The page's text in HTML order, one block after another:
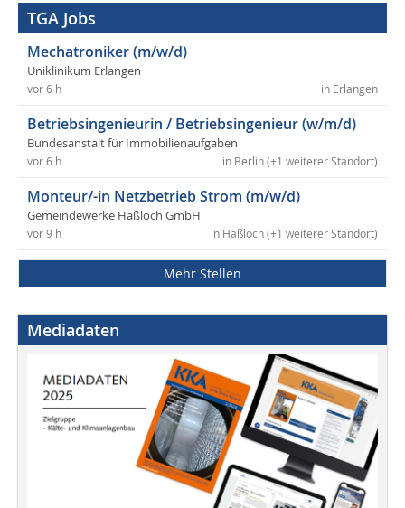
TGA Jobs
Mechatroniker (m/w/d)
Uniklinikum Erlangen
in Erlangen
vor 6 h
Betriebsingenieurin / Betriebsingenieur (w/m/d)
Bundesanstalt für Immobilienaufgaben
in Berlin (+1 weiterer Standort)
vor 6 h
Monteur/-in Netzbetrieb Strom (m/w/d)
Gemeindewerke Haßloch GmbH
in Haßloch (+1 weiterer Standort)
vor 9 h
Mehr Stellen
Mediadaten